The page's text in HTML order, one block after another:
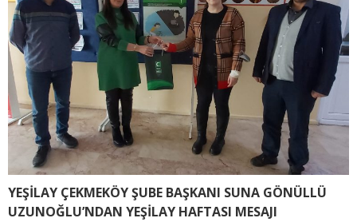
YEŞİLAY ÇEKMEKÖY ŞUBE BAŞKANI SUNA GÖNÜLLÜ
UZUNOĞLU’NDAN YEŞİLAY HAFTASI MESAJI